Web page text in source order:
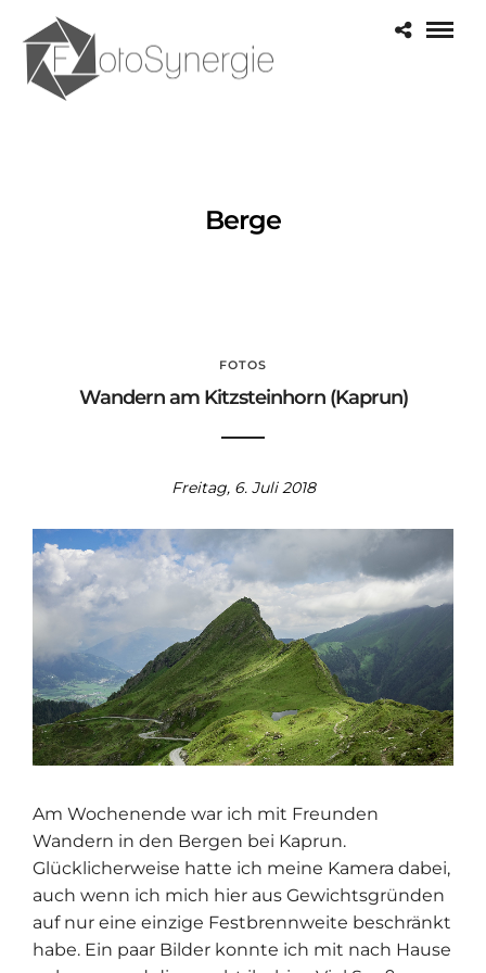
Berge
FOTOS
Wandern am Kitzsteinhorn (Kaprun)
Freitag, 6. Juli 2018
Am Wochenende war ich mit Freunden
Wandern in den Bergen bei Kaprun.
Glücklicherweise hatte ich meine Kamera dabei,
auch wenn ich mich hier aus Gewichtsgründen
auf nur eine einzige Festbrennweite beschränkt
habe. Ein paar Bilder konnte ich mit nach Hause